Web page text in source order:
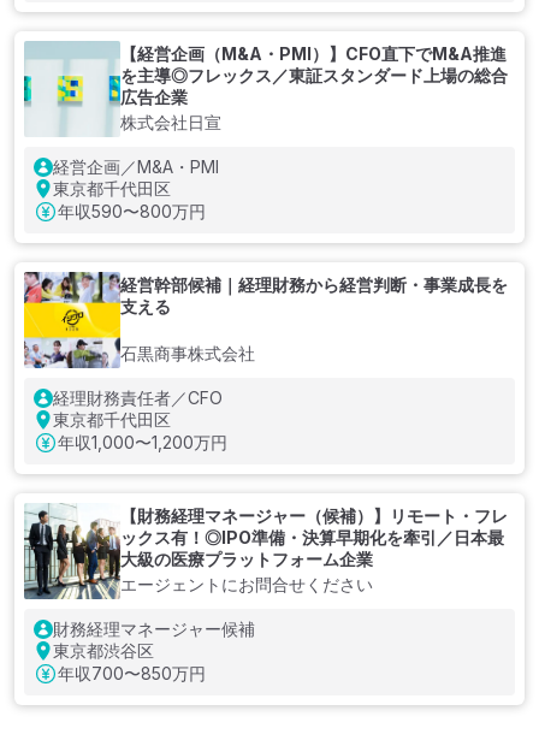
【経営企画（M&A・PMI）】CFO直下でM&A推進
を主導◎フレックス／東証スタンダード上場の総合
広告企業
株式会社日宣
経営企画／M&A・PMI
東京都千代田区
年収590〜800万円
経営幹部候補｜経理財務から経営判断・事業成長を
支える
石黒商事株式会社
経理財務責任者／CFO
東京都千代田区
年収1,000〜1,200万円
【財務経理マネージャー（候補）】リモート・フレ
ックス有！◎IPO準備・決算早期化を牽引／日本最
大級の医療プラットフォーム企業
エージェントにお問合せください
財務経理マネージャー候補
東京都渋谷区
年収700〜850万円